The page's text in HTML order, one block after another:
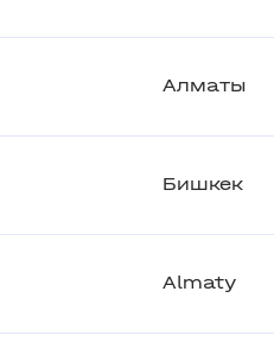
Алматы
Бишкек
Almaty